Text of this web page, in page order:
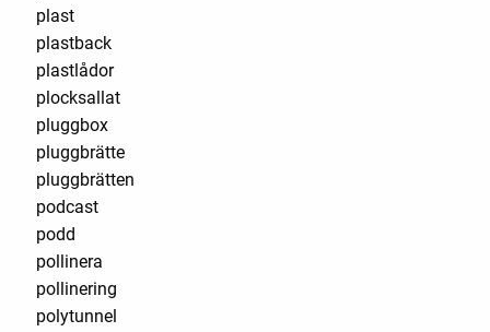
plast
plastback
plastlådor
plocksallat
pluggbox
pluggbrätte
pluggbrätten
podcast
podd
pollinera
pollinering
polytunnel